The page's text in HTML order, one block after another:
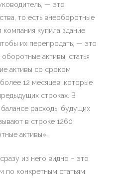
— это
то есть внеоборотные
компания купила здание
их перепродать, — это
активы, статья
активы со сроком
12 месяцев, которые
строках. В
расходы будущих
в строке 1260
активы».
из него видно – это
по конкретным статьям